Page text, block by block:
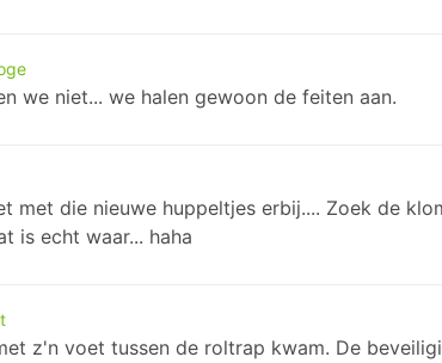
we niet... we halen gewoon de feiten aan.
met die nieuwe huppeltjes erbij.... Zoek de
is echt waar... haha
z'n voet tussen de roltrap kwam. De